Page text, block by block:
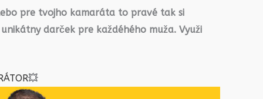
pre tvojho kamaráta to pravé tak si
darček pre každéhého muža. Využi
💥